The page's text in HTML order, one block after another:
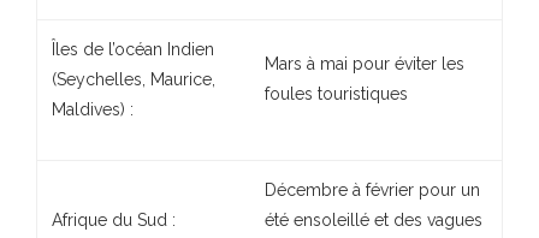
Îles de l’océan Indien
(Seychelles, Maurice,
Maldives) :
Mars à mai pour éviter les
foules touristiques
Afrique du Sud :
Décembre à février pour un
été ensoleillé et des vagues